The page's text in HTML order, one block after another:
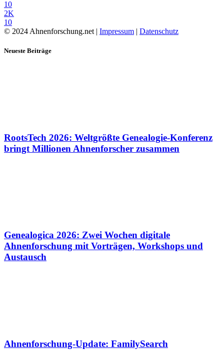
10
2K
10
© 2024 Ahnenforschung.net | Impressum | Datenschutz
Neueste Beiträge
RootsTech 2026: Weltgrößte Genealogie-Konferenz
bringt Millionen Ahnenforscher zusammen
Genealogica 2026: Zwei Wochen digitale
Ahnenforschung mit Vorträgen, Workshops und
Austausch
Ahnenforschung-Update: FamilySearch